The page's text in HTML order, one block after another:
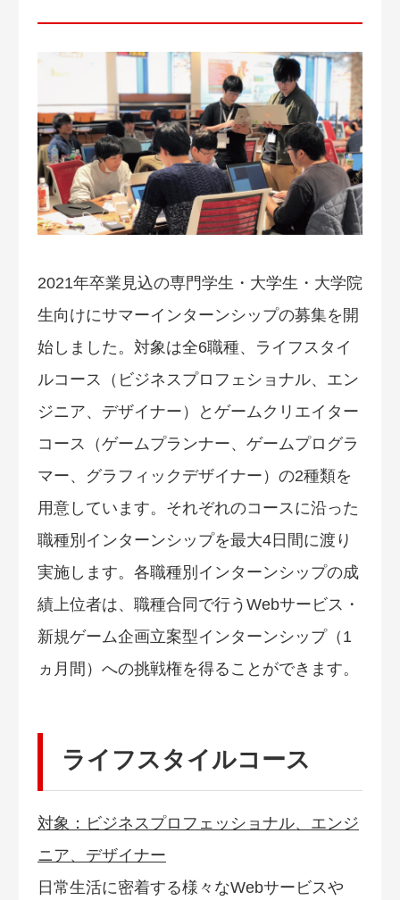
2021年卒業見込の専門学生・大学生・大学院
生向けにサマーインターンシップの募集を開
始しました。対象は全6職種、ライフスタイ
ルコース（ビジネスプロフェショナル、エン
ジニア、デザイナー）とゲームクリエイター
コース（ゲームプランナー、ゲームプログラ
マー、グラフィックデザイナー）の2種類を
用意しています。それぞれのコースに沿った
職種別インターンシップを最大4日間に渡り
実施します。各職種別インターンシップの成
績上位者は、職種合同で行うWebサービス・
新規ゲーム企画立案型インターンシップ（1
ヵ月間）への挑戦権を得ることができます。
ライフスタイルコース
対象：ビジネスプロフェッショナル、エンジ
ニア、デザイナー
日常生活に密着する様々なWebサービスや